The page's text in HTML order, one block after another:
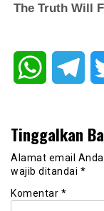
WhatsApp
Tinggalkan
Alamat email
wajib ditandai *
Komentar *